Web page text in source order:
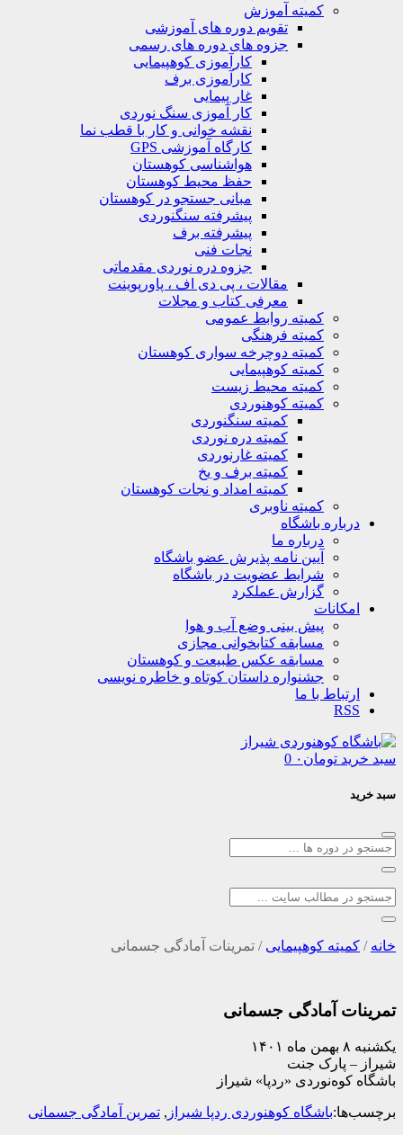
کمیته آموزش
تقویم دوره های آموزشی
جزوه های دوره های رسمی
کارآموزی کوهپیمایی
کارآموزی برف
غار پیمایی
کار آموزی سنگ نوردی
نقشه خوانی و کار با قطب نما
کارگاه آموزشی GPS
هواشناسی کوهستان
حفظ محیط کوهستان
مبانی جستجو در کوهستان
پیشرفته سنگنوردی
پیشرفته برف
نجات فنی
جزوه دره نوردی مقدماتی
مقالات ، پی دی اف ، پاورپوینت
معرفی کتاب و مجلات
کمیته روابط عمومی
کمیته فرهنگی
کمیته دوچرخه سواری کوهستان
کمیته کوهپیمایی
کمیته محیط زیست
کمیته کوهنوردی
کمیته سنگنوردی
کمیته دره نوردی
کمیته غارنوردی
کمیته برف و یخ
کمیته امداد و نجات کوهستان
کمیته ناوبری
باشگاه
درباره ما
آیین نامه پذیرش عضو باشگاه
شرایط عضویت در باشگاه
گزارش عملکرد
پیش بینی وضع آب و هوا
مسابقه کتابخوانی مجازی
مسابقه عکس طبیعت و کوهستان
جشنواره داستان کوتاه و خاطره نویسی
با ما
تومان۰ 0
کوهپیمایی/تمرینات آمادگی جسمانی
آمادگی جسمانی
پارک جنت
«ردپا» شیراز
باشگاه کوهنوردی ردپا شیراز ,تمرین آمادگی جسمانی